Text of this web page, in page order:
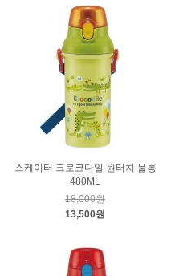
스케이터 크로코다일 원터치 물통
480ML
18,000원
13,500원